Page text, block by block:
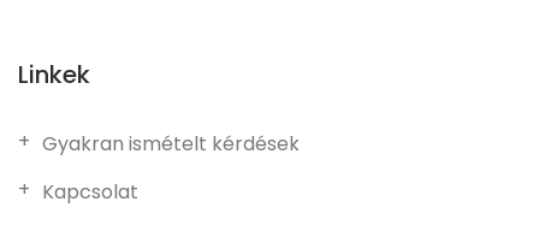
Linkek
Gyakran ismételt kérdések
Kapcsolat